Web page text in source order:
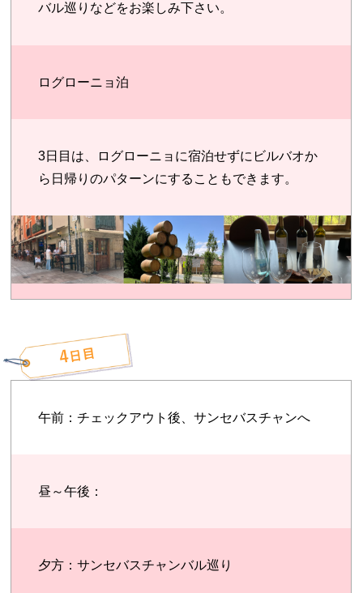
バル巡りなどをお楽しみ下さい。
ログローニョ泊
3日目は、ログローニョに宿泊せずにビルバオか
ら日帰りのパターンにすることもできます。
午前：チェックアウト後、サンセバスチャンへ
昼～午後：
夕方：サンセバスチャンバル巡り